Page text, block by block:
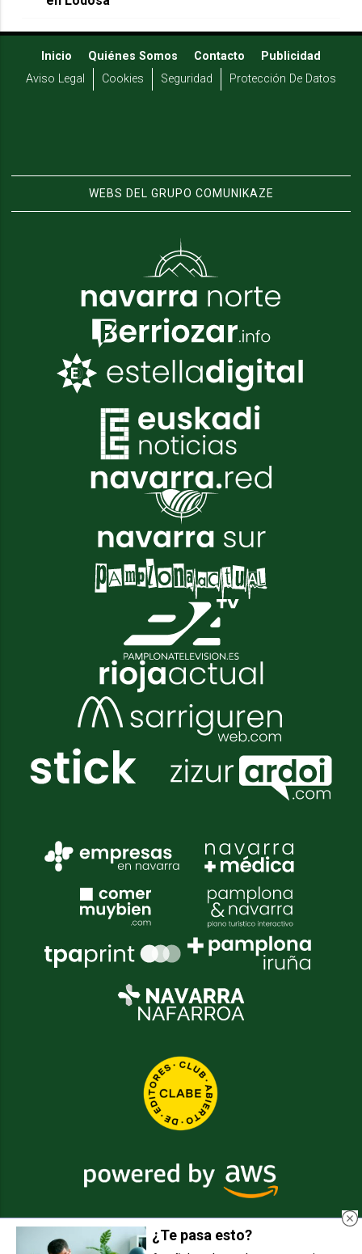
Inicio Quiénes Somos Contacto
Publicidad
Aviso Legal
Cookies Seguridad Protección De Datos
WEBS DEL GRUPO COMUNIKAZE
¿Te pasa esto?